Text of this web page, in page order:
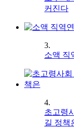
커진다
3.
소액 직
4.
초고령
길 정책